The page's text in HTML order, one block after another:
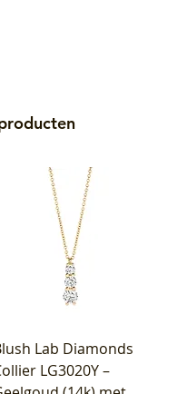
Lab Diamonds
LG3020Y –